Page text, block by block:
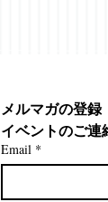
メルマガの登
イベントのご連
Email *